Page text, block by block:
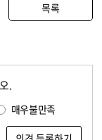
목록
.
매우불만족